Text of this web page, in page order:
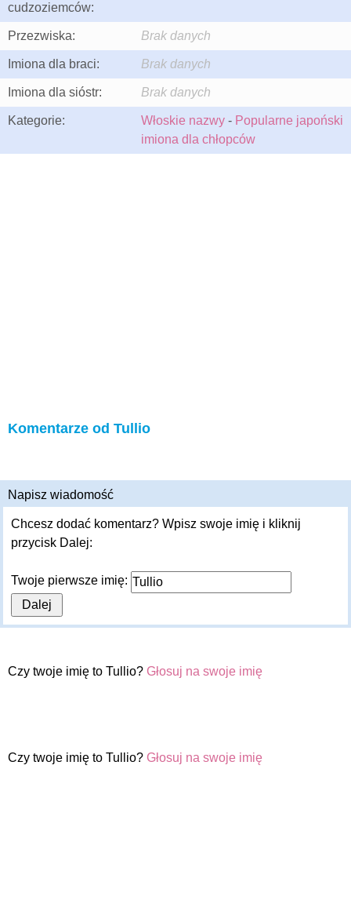
cudzoziemców:
Przezwiska: Brak danych
Imiona dla braci: Brak danych
Imiona dla sióstr: Brak danych
Kategorie: Włoskie nazwy - Popularne japoński
imiona dla chłopców
Komentarze od Tullio
Napisz wiadomość
Chcesz dodać komentarz? Wpisz swoje imię i kliknij
przycisk Dalej:
Twoje pierwsze imię:
Czy twoje imię to Tullio? Głosuj na swoje imię
Czy twoje imię to Tullio? Głosuj na swoje imię